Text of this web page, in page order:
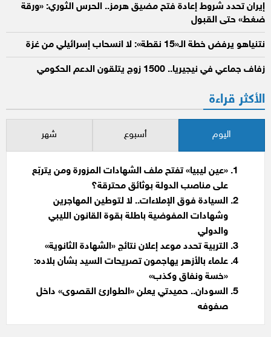
إيران تحدد شروط إعادة فتح مضيق هرمز.. الحرس الثوري: «ورقة
ضغط» حتى القبول
نتنياهو يرفض خطة الـ«15 نقطة»: لا انسحاب إسرائيلي من غزة
زفاف جماعي في نيجيريا.. 1500 زوج يتلقون الدعم الحكومي
الأكثر قراءة
اليوم أسبوع شهر
«عين ليبيا» تفتح ملف الشهادات المزورة ومن يتربّع
على مناصب الدولة بوثائق محترقة؟
السيادة فوق الإملاءات.. لا لتوطين المهاجرين
وشهادات المفوضية باطلة بقوة القانون الليبي
والدولي
التربية تحدد موعد إعلان نتائج «الشهادة الثانوية»
علماء بالأزهر يهاجمون تصريحات السيد بشأن بلاده:
«خسة ونفاق وكذب»
السودان.. حميدتي يعلن «الطوارئ القصوى» داخل
صفوفه